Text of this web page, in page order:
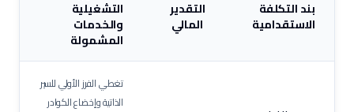
بند التكلفة
الاستقدامية
التقدير
المالي
التشغيلية
والخدمات
المشمولة
تغطي الفرز الأولي للسير
الذاتية وإخضاع الكوادر